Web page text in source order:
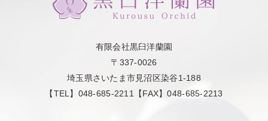
有限会社黒臼洋蘭園
〒337-0026
埼玉県さいたま市見沼区染谷1-188
【TEL】048-685-2211【FAX】048-685-2213